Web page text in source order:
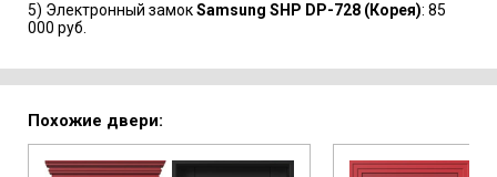
5) Электронный замокSamsung SHP DP-728 (Корея): 85
000 руб.
Похожие двери: